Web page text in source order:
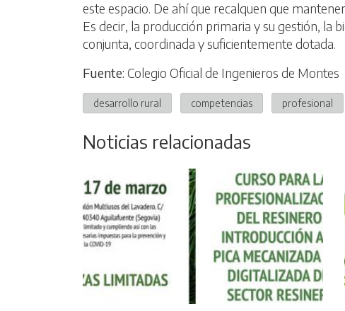
este espacio. De ahí que recalquen que
Es decir, la producción primaria y su gestión, la
conjunta, coordinada y suficientemente dotada.
Fuente: Colegio Oficial de Ingenieros de Montes
desarrollo rural competencias profesional
Noticias relacionadas